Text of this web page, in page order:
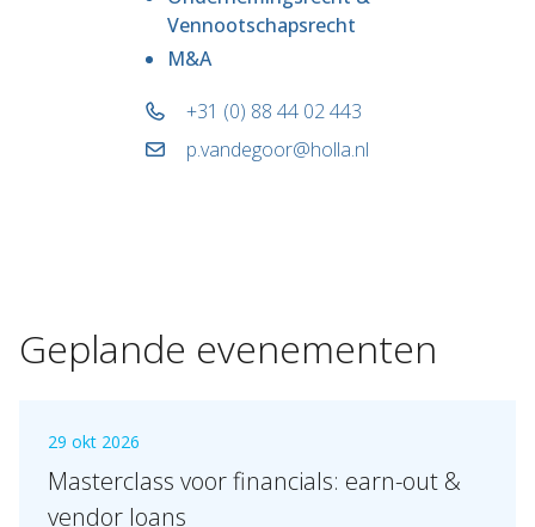
Vennootschapsrecht
M&A
+31 (0) 88 44 02 443
p.vandegoor@holla.nl
Geplande evenementen
29 okt 2026
Masterclass voor financials: earn-out &
vendor loans